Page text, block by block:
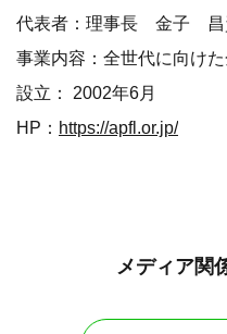
代表者：理事長 金子 昌
事業内容：全世代に向け
設立： 2002年6月
HP： https://apfl.or.jp/
メディア関